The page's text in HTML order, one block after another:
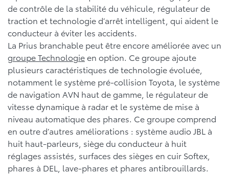
de contrôle de la stabilité du véhicule, régulateur de
traction et technologie d’arrêt intelligent, qui aident le
conducteur à éviter les accidents.
La Prius branchable peut être encore améliorée avec un
groupe Technologieen option. Ce groupe ajoute
plusieurs caractéristiques de technologie évoluée,
notamment le système pré-collision Toyota, le système
de navigation AVN haut de gamme, le régulateur de
vitesse dynamique à radar et le système de mise à
niveau automatique des phares. Ce groupe comprend
en outre d’autres améliorations : système audio JBL à
huit haut-parleurs, siège du conducteur à huit
réglages assistés, surfaces des sièges en cuir Softex,
phares à DEL, lave-phares et phares antibrouillards.